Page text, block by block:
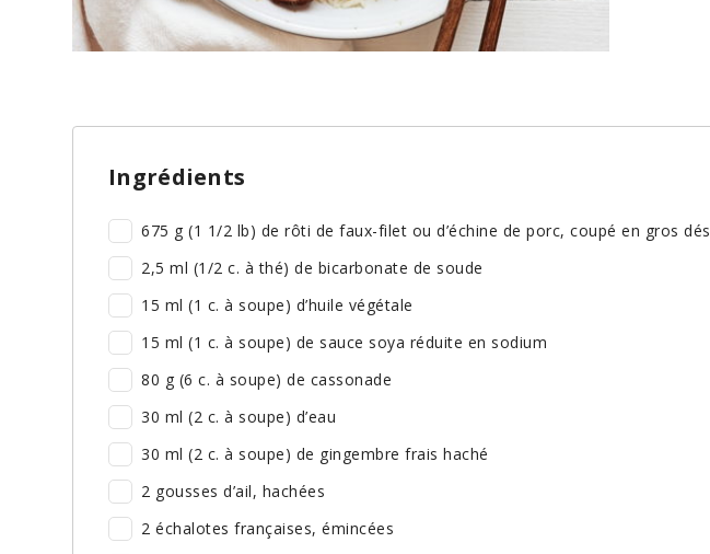
Ingrédients
675 g (1 1/2 lb) de rôti de faux-filet ou d’échine de porc, coupé en gros dés
2,5 ml (1/2 c. à thé) de bicarbonate de soude
15 ml (1 c. à soupe) d’huile végétale
15 ml (1 c. à soupe) de sauce soya réduite en sodium
80 g (6 c. à soupe) de cassonade
30 ml (2 c. à soupe) d’eau
30 ml (2 c. à soupe) de gingembre frais haché
2 gousses d’ail, hachées
2 échalotes françaises, émincées